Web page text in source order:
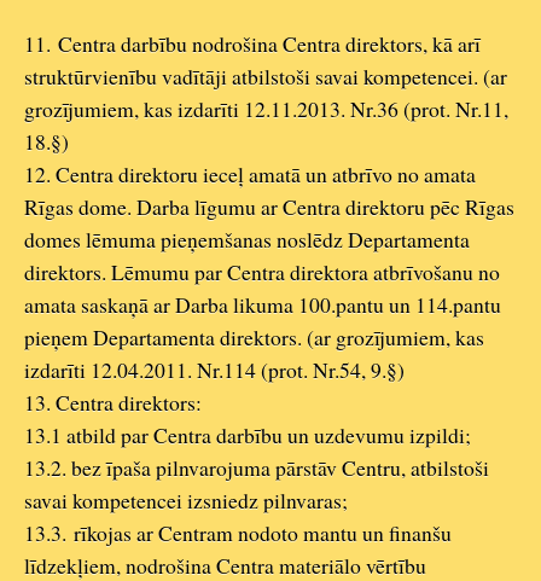
11. Centra darbību nodrošina Centra direktors, kā arī
struktūrvienību vadītāji atbilstoši savai kompetencei. (ar
grozījumiem, kas izdarīti 12.11.2013. Nr.36 (prot. Nr.11,
18.§)
12. Centra direktoru ieceļ amatā un atbrīvo no amata
Rīgas dome. Darba līgumu ar Centra direktoru pēc Rīgas
domes lēmuma pieņemšanas noslēdz Departamenta
direktors. Lēmumu par Centra direktora atbrīvošanu no
amata saskaņā ar Darba likuma 100.pantu un 114.pantu
pieņem Departamenta direktors. (ar grozījumiem, kas
izdarīti 12.04.2011. Nr.114 (prot. Nr.54, 9.§)
13. Centra direktors:
13.1 atbild par Centra darbību un uzdevumu izpildi;
13.2. bez īpaša pilnvarojuma pārstāv Centru, atbilstoši
savai kompetencei izsniedz pilnvaras;
13.3. rīkojas ar Centram nodoto mantu un finanšu
līdzekļiem, nodrošina Centra materiālo vērtību